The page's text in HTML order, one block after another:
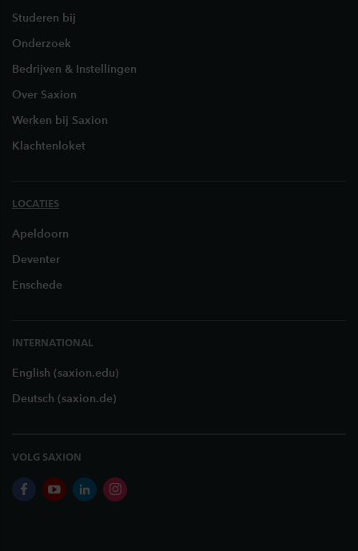
Studeren bij
Onderzoek
Bedrijven & Instellingen
Over Saxion
Werken bij Saxion
Klachtenloket
LOCATIES
Apeldoorn
Deventer
Enschede
INTERNATIONAL
English (saxion.edu)
Deutsch (saxion.de)
VOLG SAXION
facebookyoutubelinkedininstagram